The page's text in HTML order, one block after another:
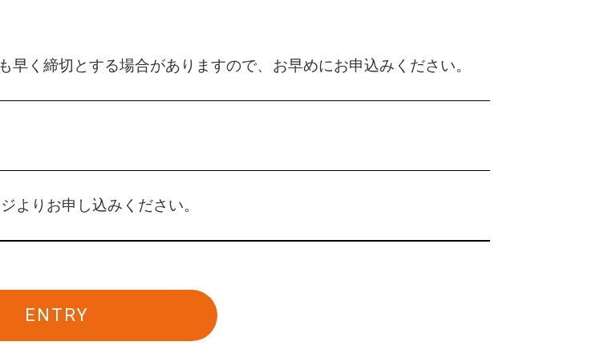
く締切とする場合がありますので、お早めにお申込みください。
よりお申し込みください。
ENTRY